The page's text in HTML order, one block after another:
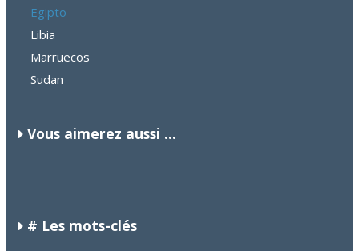
Egipto
Libia
Marruecos
Sudan
Vous aimerez aussi ...
# Les mots-clés